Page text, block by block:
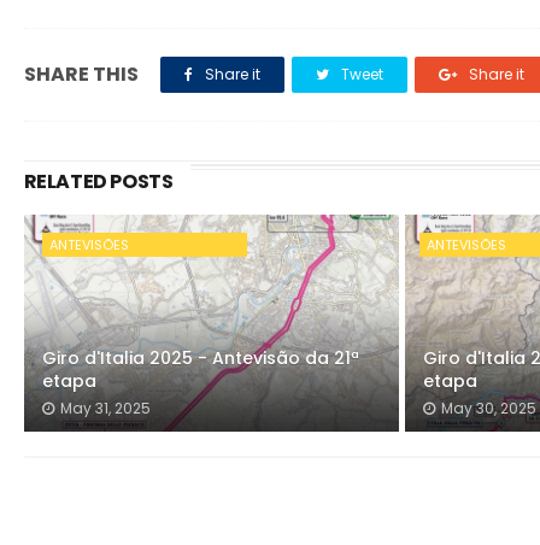
SHARE THIS Share it Tweet Share it
RELATED POSTS
ANTEVISÕES
Giro d'Italia 2025 - Antevisão da 21ª
etapa
May 31, 2025
ANTEVISÕES
Giro d'Italia
etapa
May 30, 2025